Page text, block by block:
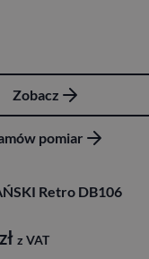
Zobacz
pomiar
Retro DB106
zł z VAT